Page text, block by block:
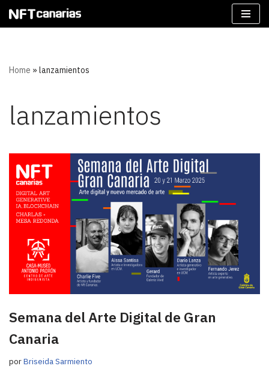
Home » lanzamientos
lanzamientos
Semana del Arte Digital de Gran
Canaria
porBriseida Sarmiento